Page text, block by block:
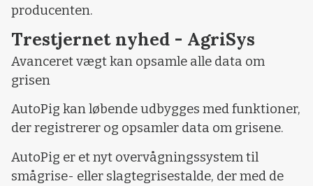
producenten.
Trestjernet nyhed - AgriSys
Avanceret vægt kan opsamle alle data om
grisen
AutoPig kan løbende udbygges med funktioner,
der registrerer og opsamler data om grisene.
AutoPig er et nyt overvågningssystem til
smågrise- eller slagtegrisestalde, der med de